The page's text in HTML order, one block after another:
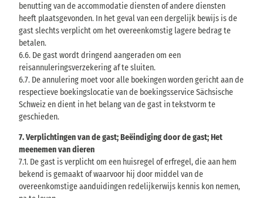
benutting van de accommodatie diensten of andere diensten
heeft plaatsgevonden. In het geval van een dergelijk bewijs is de
gast slechts verplicht om het overeenkomstig lagere bedrag te
betalen.
6.6. De gast wordt dringend aangeraden om een
reisannuleringsverzekering af te sluiten.
6.7. De annulering moet voor alle boekingen worden gericht aan de
respectieve boekingslocatie van de boekingsservice Sächsische
Schweiz en dient in het belang van de gast in tekstvorm te
geschieden.
7. Verplichtingen van de gast; Beëindiging door de gast; Het
meenemen van dieren
7.1. De gast is verplicht om een huisregel of erfregel, die aan hem
bekend is gemaakt of waarvoor hij door middel van de
overeenkomstige aanduidingen redelijkerwijs kennis kon nemen,